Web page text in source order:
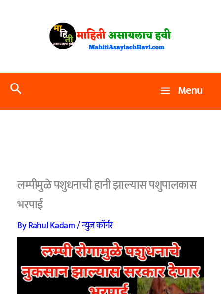
Search Menu
लम्पीमुळे पशुधनाची हानी झाल्यास पशुपालकास
भरपाई
ByRahul Kadam/न्युज कॉर्नर